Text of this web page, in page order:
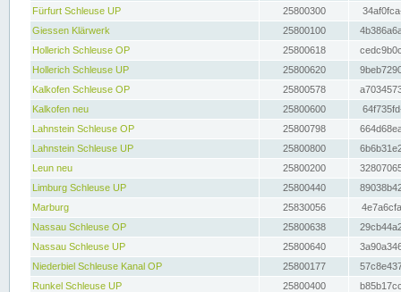
Fürfurt Schleuse UP
25800300
Giessen Klärwerk
25800100
Hollerich Schleuse OP
25800618
Hollerich Schleuse UP
25800620
Kalkofen Schleuse OP
25800578
Kalkofen neu
25800600
Lahnstein Schleuse OP
25800798
Lahnstein Schleuse UP
25800800
Leun neu
25800200
Limburg Schleuse UP
25800440
Marburg
25830056
Nassau Schleuse OP
25800638
Nassau Schleuse UP
25800640
Niederbiel Schleuse Kanal OP
25800177
Runkel Schleuse UP
25800400